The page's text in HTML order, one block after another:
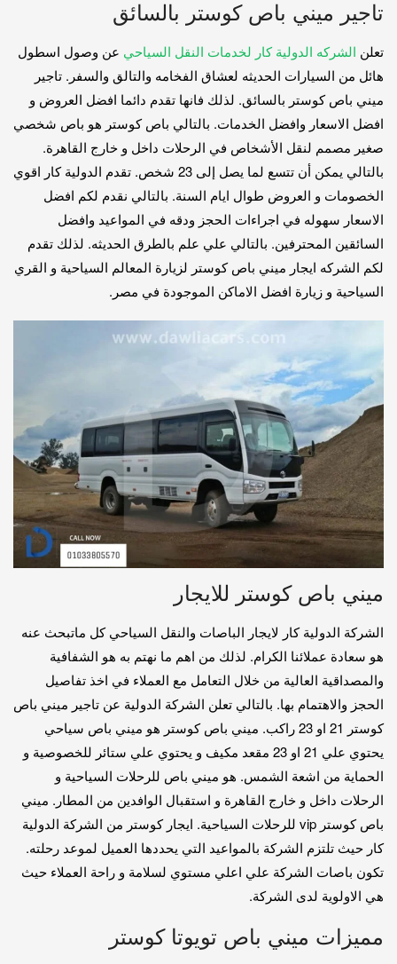
تاجير ميني باص كوستر بالسائق
تعلن الشركه الدولية كار لخدمات النقل السياحي عن وصول اسطول
هائل من السيارات الحديثه لعشاق الفخامه والتالق والسفر. تاجير
ميني باص كوستر بالسائق. لذلك فانها تقدم دائما افضل العروض و
افضل الاسعار وافضل الخدمات. بالتالي باص كوستر هو باص شخصي
صغير مصمم لنقل الأشخاص في الرحلات داخل و خارج القاهرة.
بالتالي يمكن أن تتسع لما يصل إلى 23 شخص. تقدم الدولية كار اقوي
الخصومات و العروض طوال ايام السنة. بالتالي نقدم لكم افضل
الاسعار سهوله في اجراءات الحجز ودقه في المواعيد وافضل
السائقين المحترفين. بالتالي علي علم بالطرق الحديثه. لذلك تقدم
لكم الشركه ايجار ميني باص كوستر لزيارة المعالم السياحية و القري
السياحية و زيارة افضل الاماكن الموجودة في مصر.
ميني باص كوستر للايجار
الشركة الدولية كار لايجار الباصات والنقل السياحي كل ماتبحث عنه
هو سعادة عملائنا الكرام. لذلك من اهم ما نهتم به هو الشفافية
والمصداقية العالية من خلال التعامل مع العملاء في اخذ تفاصيل
الحجز والاهتمام بها. بالتالي تعلن الشركة الدولية عن تاجير ميني باص
كوستر 21 او 23 راكب. ميني باص كوستر هو ميني باص سياحي
يحتوي علي 21 او 23 مقعد مكيف و يحتوي علي ستائر للخصوصية و
الحماية من اشعة الشمس. هو ميني باص للرحلات السياحية و
الرحلات داخل و خارج القاهرة و استقبال الوافدين من المطار. ميني
باص كوستر vip للرحلات السياحية. ايجار كوستر من الشركة الدولية
كار حيث تلتزم الشركة بالمواعيد التي يحددها العميل لموعد رحلته.
تكون باصات الشركة علي اعلي مستوي لسلامة و راحة العملاء حيث
هي الاولوية لدى الشركة.
مميزات ميني باص تويوتا كوستر